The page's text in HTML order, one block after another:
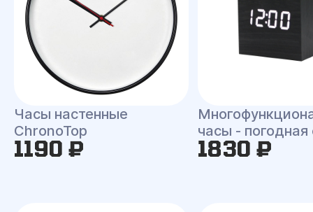
Часы настенные
ChronoTop
1190 ₽
часы - погодная
1830 ₽